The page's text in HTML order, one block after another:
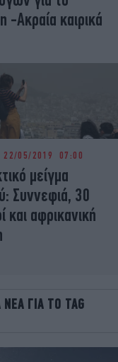
-Ακραία καιρικά
22/05/2019 07:00
μείγμα
Συννεφιά, 30
και αφρικανική
ΝΕΑ ΓΙΑ ΤΟ TAG